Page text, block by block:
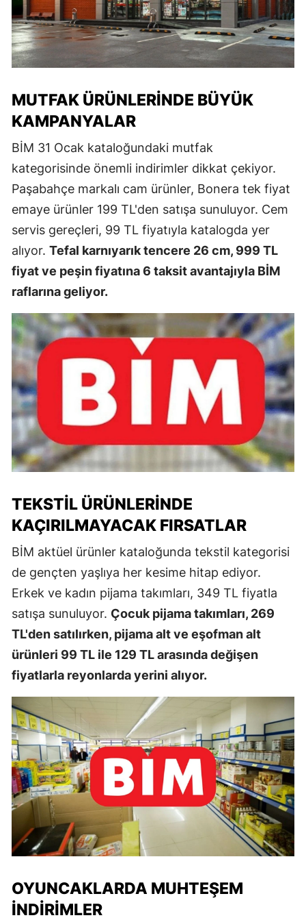
MUTFAK ÜRÜNLERINDE BÜYÜK
KAMPANYALAR
BİM 31 Ocak kataloğundaki mutfak
kategorisinde önemli indirimler dikkat çekiyor.
Paşabahçe markalı cam ürünler, Bonera tek fiyat
emaye ürünler 199 TL'den satışa sunuluyor. Cem
servis gereçleri, 99 TL fiyatıyla katalogda yer
alıyor. Tefal karnıyarık tencere 26 cm, 999 TL
fiyat ve peşin fiyatına 6 taksit avantajıyla BİM
raflarına geliyor.
TEKSTIL ÜRÜNLERINDE
KAÇIRILMAYACAK FIRSATLAR
BİM aktüel ürünler kataloğunda tekstil kategorisi
de gençten yaşlıya her kesime hitap ediyor.
Erkek ve kadın pijama takımları, 349 TL fiyatla
satışa sunuluyor. Çocuk pijama takımları, 269
TL'den satılırken, pijama alt ve eşofman alt
ürünleri 99 TL ile 129 TL arasında değişen
fiyatlarla reyonlarda yerini alıyor.
OYUNCAKLARDA MUHTEŞEM
İNDIRIMLER